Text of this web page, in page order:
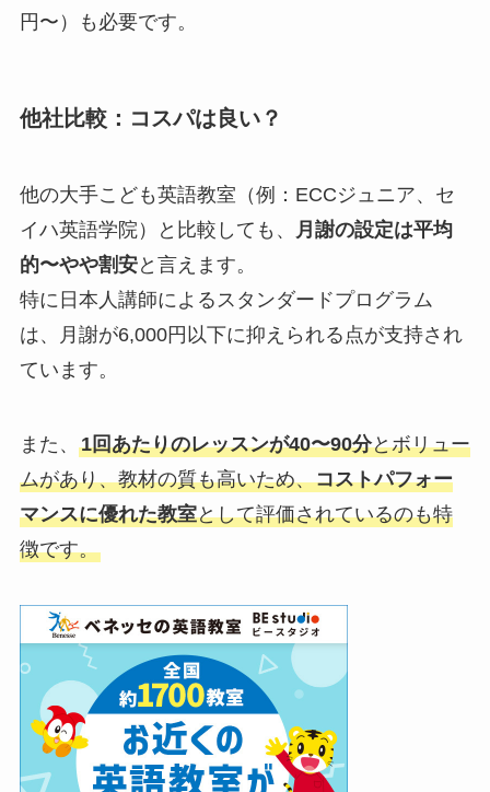
円〜）も必要です。
他社比較：コスパは良い？
他の大手こども英語教室（例：ECCジュニア、セ
イハ英語学院）と比較しても、
月謝の設定は平均
的〜やや割安と言えます。
特に日本人講師によるスタンダードプログラム
は、月謝が6,000円以下に抑えられる点が支持され
ています。
また、 1回あたりのレッスンが40〜90分とボリュー
ムがあり、教材の質も高いため、コストパフォー
マンスに優れた教室として評価されているのも特
徴です。